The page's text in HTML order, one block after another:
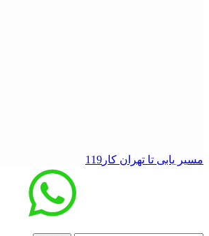
مسیر یابی تا تهران کار119